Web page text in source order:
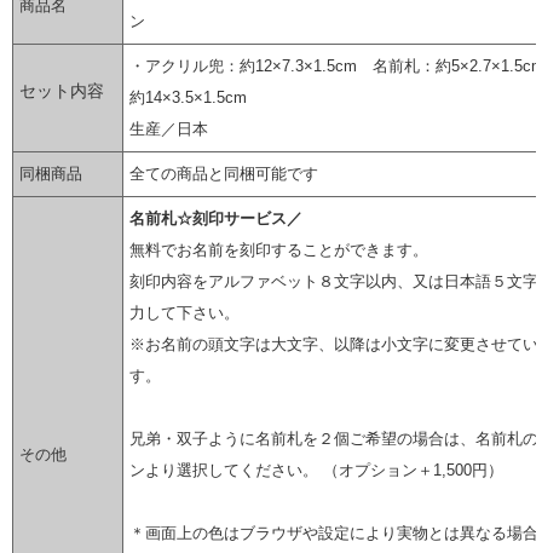
商品名
ン
セット内容
・アクリル兜：約12×7.3×1.5cm 名前札：約
約14×3.5×1.5cm
生産／日本
同梱商品 全ての商品と同梱可能です
その他
名前札☆刻印サービス／
無料でお名前を刻印することができます。
刻印内容をアルファベット８文字以内、又は日本語５文
力して下さい。
※お名前の頭文字は大文字、以降は小文字に変更させてい
す。
兄弟・双子ように名前札を２個ご希望の場合は、名前札
ンより選択してください。 （オプション＋1,500円）
＊画面上の色はブラウザや設定により実物とは異なる場